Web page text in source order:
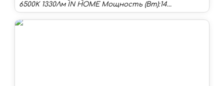
6500K 1330Лм IN HOME Мощность (Вт):14
Цоколь:E14 Цветовая температура:6500 К
Длина:90 мм Тип колбы:G Световой поток:1330 лм
Световая отдача:95 лм/Вт